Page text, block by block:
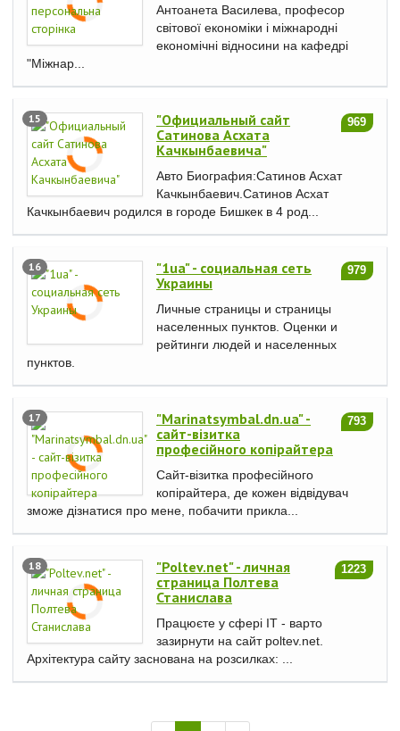
Антоанета Василева, професор
світової економіки і міжнародні
економічні відносини на кафедрі
"Міжнар...
15 969
"Официальный сайт
Сатинова Асхата
Качкынбаевича"
Авто Биография:Сатинов Асхат
Качкынбаевич.Сатинов Асхат
Качкынбаевич родился в городе Бишкек в 4 род...
16 979
"1ua" - социальная сеть
Украины
Личные страницы и страницы
населенных пунктов. Оценки и
рейтинги людей и населенных
пунктов.
17 793
"Marinatsymbal.dn.ua" -
сайт-візитка
професійного копірайтера
Сайт-візитка професійного
копірайтера, де кожен відвідувач
зможе дізнатися про мене, побачити прикла...
18 1223
"Poltev.net" - личная
страница Полтева
Станислава
Працюєте у сфері IT - варто
зазирнути на сайт poltev.net.
Архітектура сайту заснована на розсилках: ...